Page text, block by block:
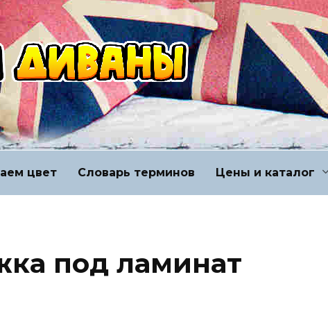
цвет Словарь терминов Цены и каталог
под ламинат